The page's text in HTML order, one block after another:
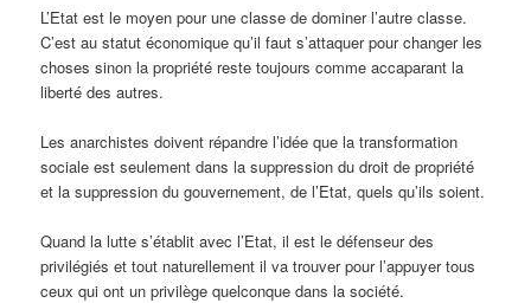
L’Etat est le moyen pour une classe de dominer l’autre classe.
C’est au statut économique qu’il faut s’attaquer pour changer les
choses sinon la propriété reste toujours comme accaparant la
liberté des autres.
Les anarchistes doivent répandre l’idée que la transformation
sociale est seulement dans la suppression du droit de propriété
et la suppression du gouvernement, de l’Etat, quels qu’ils soient.
Quand la lutte s’établit avec l’Etat, il est le défenseur des
privilégiés et tout naturellement il va trouver pour l’appuyer tous
ceux qui ont un privilège quelconque dans la société.